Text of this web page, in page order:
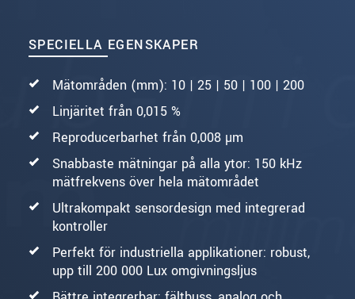
SPECIELLA EGENSKAPER
Mätområden (mm): 10 | 25 | 50 | 100 | 200
Linjäritet från 0,015 %
Reproducerbarhet från 0,008 µm
Snabbaste mätningar på alla ytor: 150 kHz
mätfrekvens över hela mätområdet
Ultrakompakt sensordesign med integrerad
kontroller
Perfekt för industriella applikationer: robust,
upp till 200 000 Lux omgivningsljus